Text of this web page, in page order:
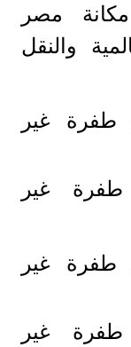
مصر
والنقل
طفرة غير
طفرة غير